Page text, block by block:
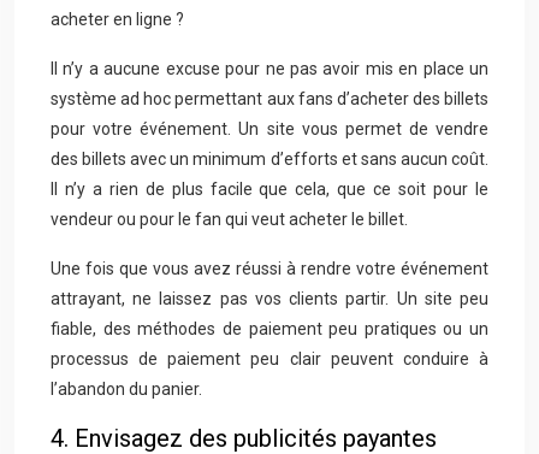
acheter en ligne ?
Il n’y a aucune excuse pour ne pas avoir mis en place un
système ad hoc permettant aux fans d’acheter des billets
pour votre événement. Un site vous permet de vendre
des billets avec un minimum d’efforts et sans aucun coût.
Il n’y a rien de plus facile que cela, que ce soit pour le
vendeur ou pour le fan qui veut acheter le billet.
Une fois que vous avez réussi à rendre votre événement
attrayant, ne laissez pas vos clients partir. Un site peu
fiable, des méthodes de paiement peu pratiques ou un
processus de paiement peu clair peuvent conduire à
l’abandon du panier.
4. Envisagez des publicités payantes